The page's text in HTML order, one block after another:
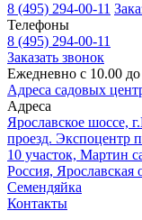
8 (495) 294-00-11
Телефоны
8 (495) 294-00-11
Заказать звонок
Ежедневно с 10.00
Адреса садовых
Адреса
Ярославское
проезд. Экспоцентр
10 участок, Мартин
Россия, Ярославская
Семендяйка
Контакты